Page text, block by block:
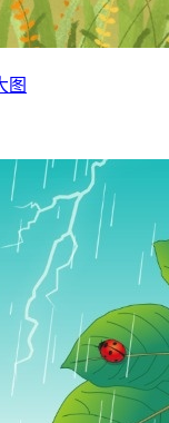
图